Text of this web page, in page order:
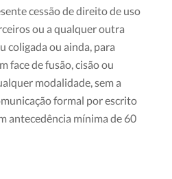
cessão de direito de uso
ou a qualquer outra
coligada ou ainda, para
face de fusão, cisão ou
modalidade, sem a
formal por escrito
antecedência mínima de 60